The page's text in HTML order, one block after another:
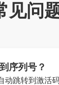
见问
序列号？
动跳转到激活